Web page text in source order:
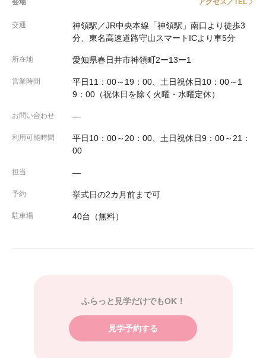
交通
神領駅／JR中央本線「神領駅」南口より徒歩3
分、東名高速道路守山スマートICより車5分
所在地 愛知県春日井市神領町2ー13ー1
営業時間
平日11：00～19：00、土日祝休日10：00～1
9：00（祝休日を除く火曜・水曜定休）
お問い合わせ ―
利用可能時間
平日10：00～20：00、土日祝休日9：00～21：
00
担当 ―
予約 挙式日の2カ月前まで可
駐車場 40台（無料）
ふらっと見学だけでもOK！
見学予約する